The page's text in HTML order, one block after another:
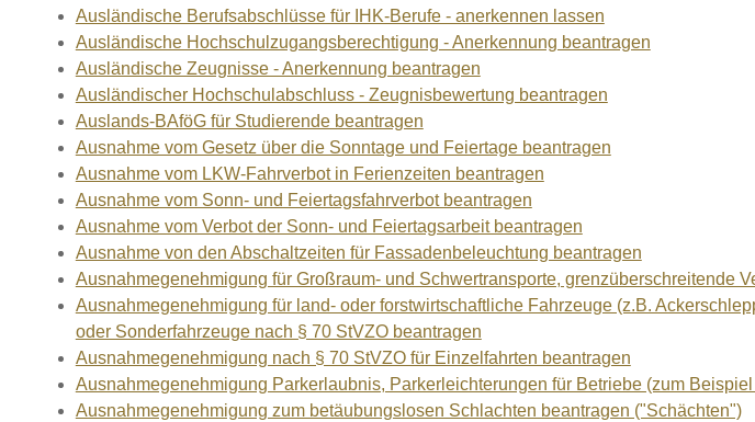
Ausländische Berufsabschlüsse für IHK-Berufe - anerkennen lassen
Ausländische Hochschulzugangsberechtigung - Anerkennung beantragen
Ausländische Zeugnisse - Anerkennung beantragen
Ausländischer Hochschulabschluss - Zeugnisbewertung beantragen
Auslands-BAföG für Studierende beantragen
Ausnahme vom Gesetz über die Sonntage und Feiertage beantragen
Ausnahme vom LKW-Fahrverbot in Ferienzeiten beantragen
Ausnahme vom Sonn- und Feiertagsfahrverbot beantragen
Ausnahme vom Verbot der Sonn- und Feiertagsarbeit beantragen
Ausnahme von den Abschaltzeiten für Fassadenbeleuchtung beantragen
Ausnahmegenehmigung für Großraum- und Schwertransporte, grenzüberschreitende
Ausnahmegenehmigung für land- oder forstwirtschaftliche Fahrzeuge (z.B.
oder Sonderfahrzeuge nach § 70 StVZO beantragen
Ausnahmegenehmigung nach § 70 StVZO für Einzelfahrten beantragen
Ausnahmegenehmigung Parkerlaubnis, Parkerleichterungen für Betriebe (zum
Ausnahmegenehmigung zum betäubungslosen Schlachten beantragen ("Schächten")